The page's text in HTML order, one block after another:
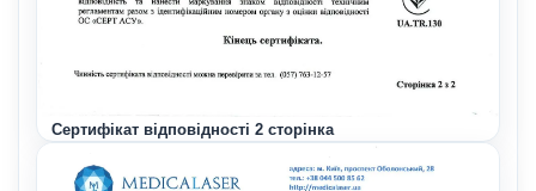
Сертифікат відповідності 2 сторінка